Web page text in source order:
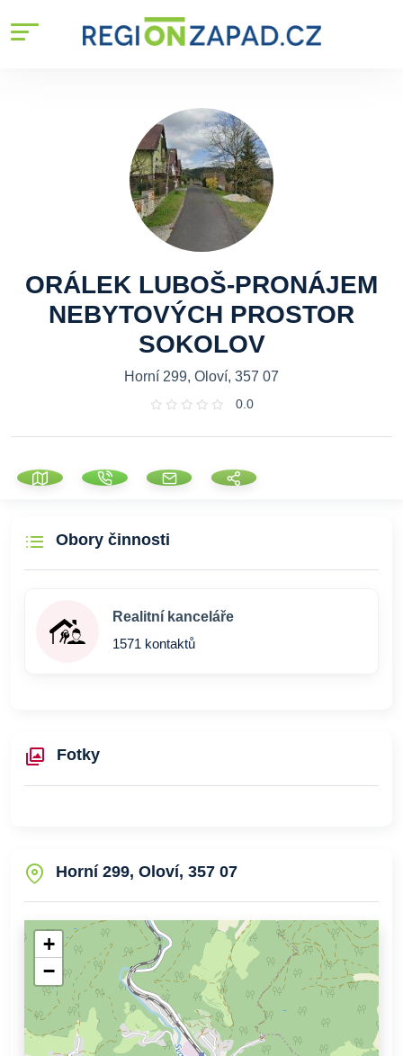
ORÁLEK LUBOŠ-PRONÁJEM
NEBYTOVÝCH PROSTOR
SOKOLOV
Horní 299, Oloví, 357 07
0.0
Obory činnosti
Realitní kanceláře
1571 kontaktů
Fotky
Horní 299, Oloví, 357 07
+
−